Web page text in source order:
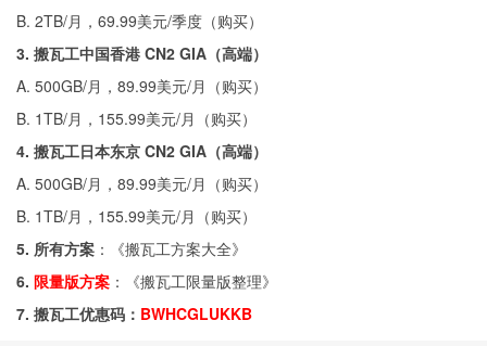
B. 2TB/月，69.99美元/季度（购买）
3. 搬瓦工中国香港 CN2 GIA（高端）
A. 500GB/月，89.99美元/月（购买）
B. 1TB/月，155.99美元/月（购买）
4. 搬瓦工日本东京 CN2 GIA（高端）
A. 500GB/月，89.99美元/月（购买）
B. 1TB/月，155.99美元/月（购买）
5. 所有方案 ：《搬瓦工方案大全》
6. 限量版方案 ：《搬瓦工限量版整理》
7. 搬瓦工优惠码： BWHCGLUKKB